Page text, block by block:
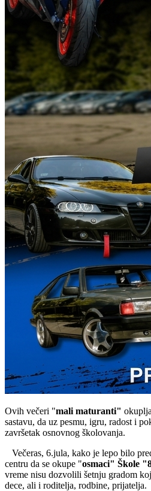
Ovih večeri "mali maturanti"
sastavu, da uz pesmu, igru, radost i
završetak osnovnog školovanja.
Večeras, 6.jula, kako je lepo bilo
centru da se okupe "osmaci" Škole
vreme nisu dozvolili šetnju gradom
dece, ali i roditelja, rodbine, prijatelja.